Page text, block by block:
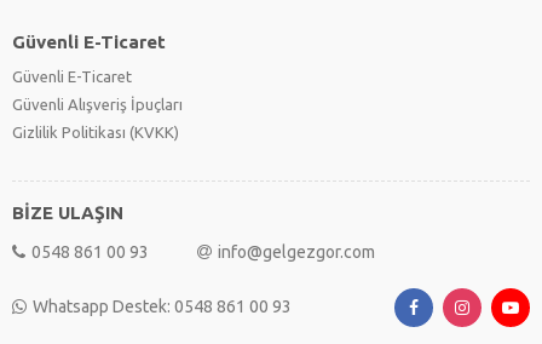
Güvenli E-Ticaret
Güvenli E-Ticaret
Güvenli Alışveriş İpuçları
Gizlilik Politikası (KVKK)
BİZE ULAŞIN
0548 861 00 93 info@gelgezgor.com
Whatsapp Destek: 0548 861 00 93